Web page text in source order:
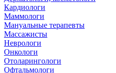
Кардиологи
Маммологи
Мануальные терапевты
Массажисты
Неврологи
Онкологи
Отоларингологи
Офтальмологи